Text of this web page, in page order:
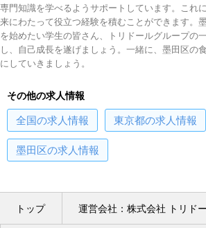
専門知識を学べるようサポートしています。これ
来にわたって役立つ経験を積むことができます。
を始めたい学生の皆さん、トリドールグループの
し、自己成長を遂げましょう。一緒に、墨田区の
にしていきましょう。
その他の求人情報
全国の求人情報 東京都の求人情報
墨田区の求人情報
トップ 運営会社：株式会社 トリド